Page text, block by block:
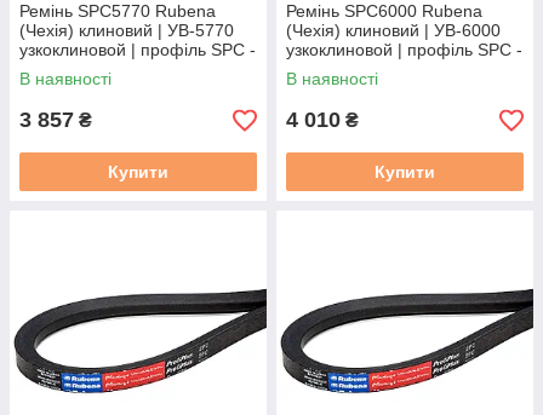
Ремінь SPC5770 Rubena
(Чехія) клиновий | УВ-5770
узкоклиновой | профіль SPC -
5770
В наявності
3 857 ₴
Купити
Ремінь SPC6000 Rubena
(Чехія) клиновий | УВ-6000
узкоклиновой | профіль SPC -
6000
В наявності
4 010 ₴
Купити